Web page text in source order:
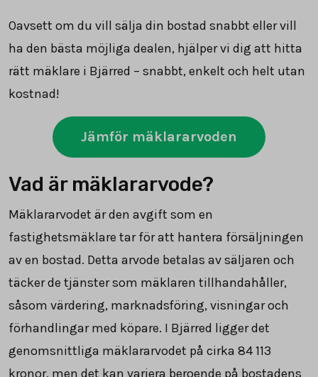
Oavsett om du vill sälja din bostad snabbt eller vill
ha den bästa möjliga dealen, hjälper vi dig att hitta
rätt mäklare i Bjärred – snabbt, enkelt och helt utan
kostnad!
Jämför mäklararvoden
Vad är mäklararvode?
Mäklararvodet är den avgift som en
fastighetsmäklare tar för att hantera försäljningen
av en bostad. Detta arvode betalas av säljaren och
täcker de tjänster som mäklaren tillhandahåller,
såsom värdering, marknadsföring, visningar och
förhandlingar med köpare. I Bjärred ligger det
genomsnittliga mäklararvodet på cirka 84 113
kronor, men det kan variera beroende på bostadens